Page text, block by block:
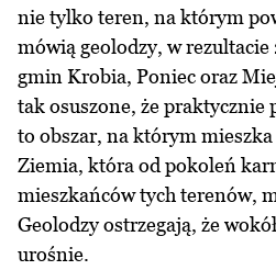
nie tylko teren, na którym
mówią geolodzy, w
gmin Krobia, Poniec oraz
tak osuszone, że praktycznie
to obszar, na którym
Ziemia, która od pokoleń
mieszkańców tych terenów,
Geolodzy ostrzegają, że
urośnie.